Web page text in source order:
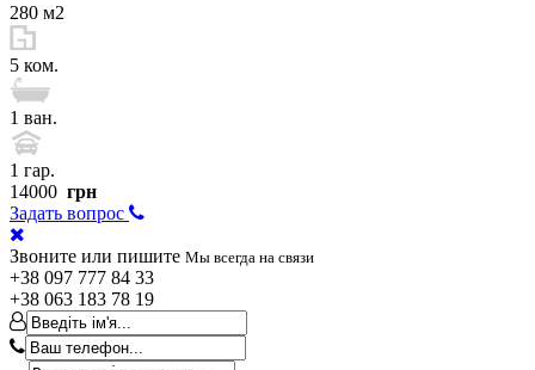
280 м2
5 ком.
1 ван.
1 гар.
14000 грн
Задать вопрос
Звоните или пишите Мы всегда на связи
+38 097 777 84 33
+38 063 183 78 19